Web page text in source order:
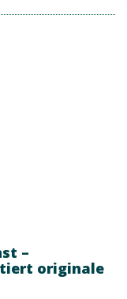
–
originale